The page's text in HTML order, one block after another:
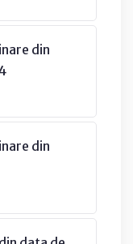
din
din